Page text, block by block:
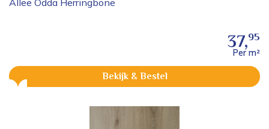
Allee Odda Herringbone
37,95
Per m²
Bekijk & Bestel